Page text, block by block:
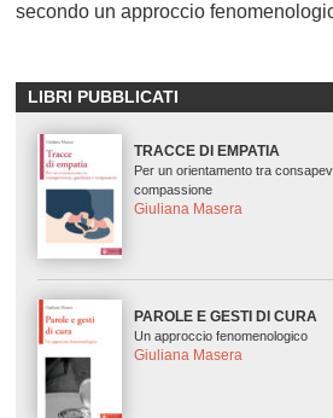
secondo un approccio
LIBRI PUBBLICATI
TRACCE DI EMPATIA
Per un orientamento tra
compassione
Giuliana Masera
PAROLE E GESTI DI CURA
Un approccio fenomenologico
Giuliana Masera